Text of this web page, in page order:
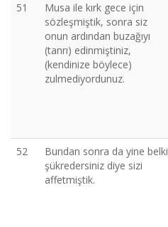
51
Musa ile kırk gece için
sözleşmiştik, sonra siz
onun ardından buzağıyı
(tanrı) edinmiştiniz,
(kendinize böylece)
zulmediyordunuz.
52
Bundan sonra da yine belki
şükredersiniz diye sizi
affetmiştik.